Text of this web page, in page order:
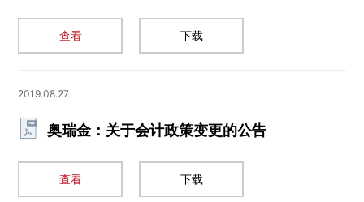
查看 下载
2019.08.27
奥瑞金：关于会计政策变更的公告
查看 下载